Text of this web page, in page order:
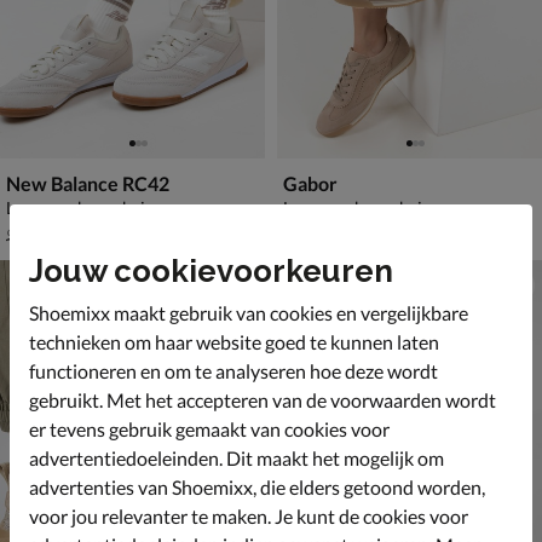
New Balance RC42
Lage sneakers - beige
van € 99,99 voor € 69,99
99
Gabor
Lage sneakers - beige
Jouw cookievoorkeuren
Shoemixx maakt gebruik van cookies en vergelijkbare
technieken om haar website goed te kunnen laten
functioneren en om te analyseren hoe deze wordt
gebruikt. Met het accepteren van de voorwaarden wordt
er tevens gebruik gemaakt van cookies voor
advertentiedoeleinden. Dit maakt het mogelijk om
advertenties van Shoemixx, die elders getoond worden,
voor jou relevanter te maken. Je kunt de cookies voor